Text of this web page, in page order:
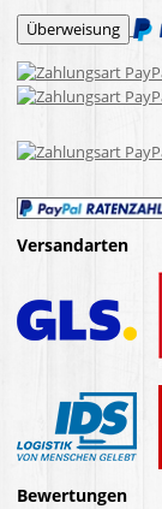
Versandarten
Bewertungen